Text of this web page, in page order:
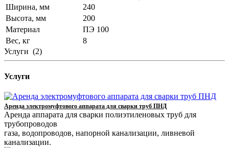
Ширина, мм
240
Высота, мм
200
Материал
ПЭ 100
Вес, кг
8
Услуги (2)
Услуги
Аренда электромуфтового аппарата для сварки труб ПНД
Аренда аппарата для сварки полиэтиленовых труб для
трубопроводов
газа, водопроводов, напорной канализации, ливневой
канализации.